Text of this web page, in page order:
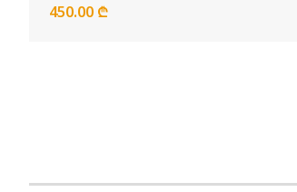
450.00 ₾